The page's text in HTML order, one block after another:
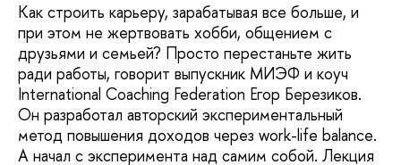
Как строить карьеру, зарабатывая все больше, и
при этом не жертвовать хобби, общением с
друзьями и семьей? Просто перестаньте жить
ради работы, говорит выпускник МИЭФ и коуч
International Coaching Federation Егор Березиков.
Он разработал авторский экспериментальный
метод повышения доходов через work-life balance.
А начал с эксперимента над самим собой. Лекция